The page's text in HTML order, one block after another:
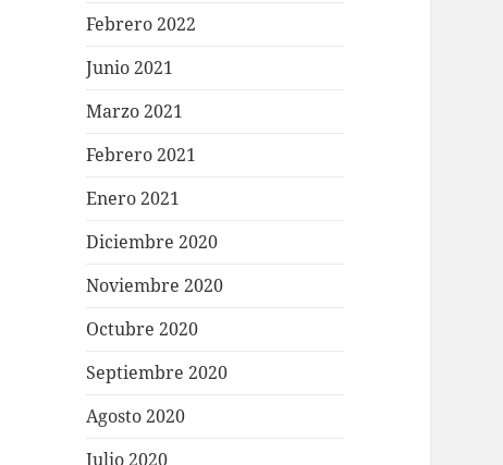
Febrero 2022
Junio 2021
Marzo 2021
Febrero 2021
Enero 2021
Diciembre 2020
Noviembre 2020
Octubre 2020
Septiembre 2020
Agosto 2020
Julio 2020